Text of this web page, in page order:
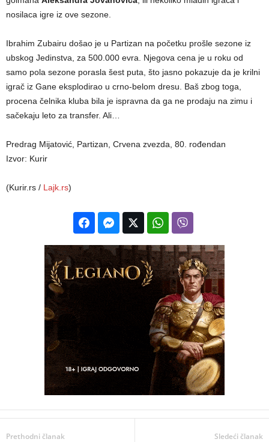
nosilaca igre iz ove sezone.
Ibrahim Zubairu došao je u Partizan na početku prošle sezone iz
ubskog Jedinstva, za 500.000 evra. Njegova cena je u roku od
samo pola sezone porasla šest puta, što jasno pokazuje da je krilni
igrač iz Gane eksplodirao u crno-belom dresu. Baš zbog toga,
procena čelnika kluba bila je ispravna da ga ne prodaju na zimu i
sačekaju leto za transfer. Ali…
Predrag Mijatović, Partizan, Crvena zvezda, 80. rođendan
Izvor: Kurir
(Kurir.rs / Lajk.rs)
Prethodni članak Sledeći članak